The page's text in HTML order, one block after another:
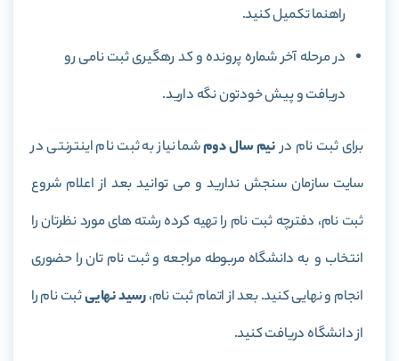
راهنما تکمیل کنید.
در مرحله آخر شماره پرونده و کد رهگیری ثبت نامی رو
دریافت و پیش خودتون نگه دارید.
برای ثبت نام درنیم سال دومشما نیاز به ثبت نام اینترنتی در
سایت سازمان سنجش ندارید و می توانید بعد از اعلام شروع
ثبت نام، دفترچه ثبت نام را تهیه کرده رشته های مورد نظرتان را
انتخاب و به دانشگاه مربوطه مراجعه و ثبت نام تان را حضوری
انجام و نهایی کنید. بعد از اتمام ثبت نام،رسید نهاییثبت نام را
از دانشگاه دریافت کنید.